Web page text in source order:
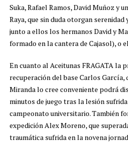
Suka, Rafael Ramos, David Muñoz y
Raya, que sin duda otorgan serenidad
junto a ellos los hermanos David y
formado en la cantera de Cajasol), o
En cuanto al Aceitunas FRAGATA la
recuperación del base Carlos García,
Miranda lo cree conveniente podrá
minutos de juego tras la lesión
campeonato universitario. También
expedición Alex Moreno, que
traumática sufrida en la novena